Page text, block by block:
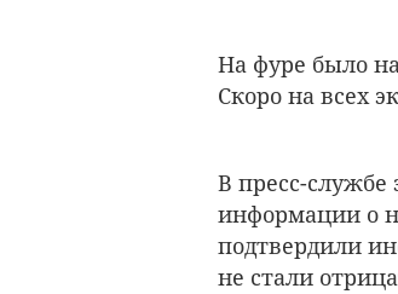
На фуре было
Скоро на всех
В пресс-службе
информации о
подтвердили
не стали